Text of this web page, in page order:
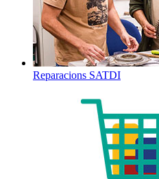
Reparacions SATDI